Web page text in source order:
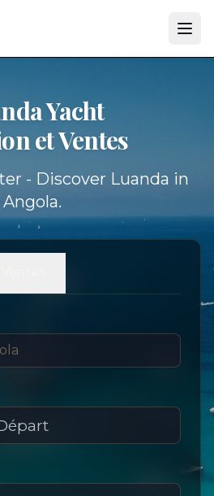
Yacht
et Ventes
- Discover Luanda in
Angola.